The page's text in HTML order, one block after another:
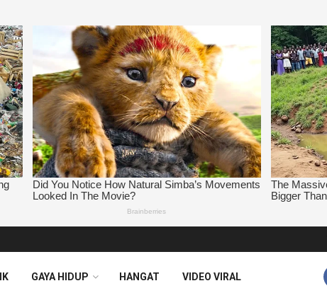
GAYA HIDUP HANGAT VIDEO VIRAL